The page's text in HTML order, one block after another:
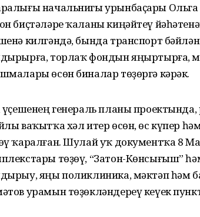
начальнигы урынбаҫары
биҫтәләре ҡаланы киңәйтеү
килгәндә, бында транспорт
торлаҡ фондын яңыртырға,
өсөн биналар төҙөргә кәрәк.
үҫешенең генераль планы
ваҡытҡа хәл итер өсөн, өс күпер
ҡаралған. Шулай уҡ документҡа 8
төҙөү, “Затон-Көнсығыш”
яңы поликлиника, мәктәп һәм
урамын төҙөкләндереү кеүек